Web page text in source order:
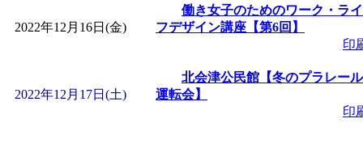
「皆鶴姫のこびる塾
」 受付期間：～
みなづる号乗車体
2022年12月16日(金)
働き女子のためのワーク・ライ
フデザイン講座【第6回】
印
2022年12月17日(土)
北会津公民館【冬のプラレール
運転会】
印